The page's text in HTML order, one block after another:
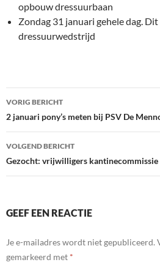
opbouw dressuurbaan
Zondag 31 januari gehele dag.
dressuurwedstrijd
Bericht
navigatie
VORIG BERICHT
2 januari pony’s meten bij PSV De
VOLGEND BERICHT
Gezocht: vrijwilligers kantinecommissie
GEEF EEN REACTIE
Je e-mailadres wordt niet gepubliceerd.
gemarkeerd met *